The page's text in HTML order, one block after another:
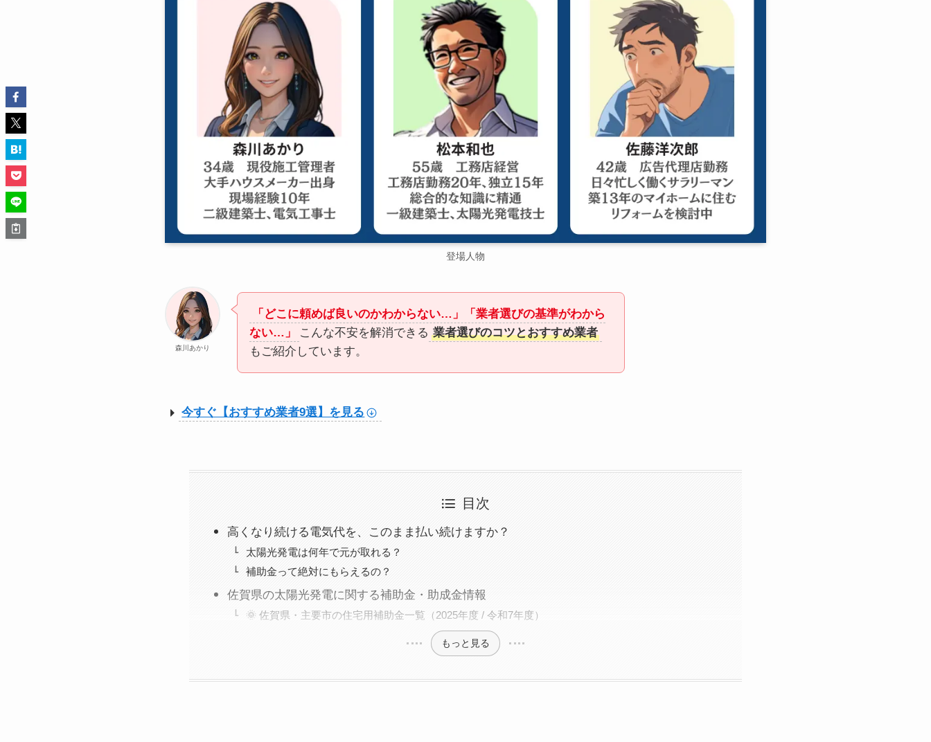
登場人物
森川あかり
「どこに頼めば良いのかわからない…」「業者選びの基準がわから
ない…」
こんな不安を解消できる 業者選びのコツとおすすめ業者
もご紹介しています。
今すぐ【おすすめ業者9選】を見る
目次
高くなり続ける電気代を、このまま払い続けますか？
太陽光発電は何年で元が取れる？
補助金って絶対にもらえるの？
佐賀県の太陽光発電に関する補助金・助成金情報
🌞 佐賀県・主要市の住宅用補助金一覧（2025年度 / 令和7年度）
もっと見る